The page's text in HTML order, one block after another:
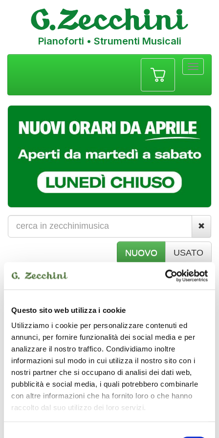
Questo sito web utilizza i cookie
Utilizziamo i cookie per personalizzare contenuti ed
annunci, per fornire funzionalità dei social media e per
analizzare il nostro traffico. Condividiamo inoltre
informazioni sul modo in cui utilizza il nostro sito con i
nostri partner che si occupano di analisi dei dati web,
pubblicità e social media, i quali potrebbero combinarle
con altre informazioni che ha fornito loro o che hanno
raccolto dal suo utilizzo dei loro servizi.
Pianoforti • Strumenti Musicali
NUOVO USATO
S
Bernardel